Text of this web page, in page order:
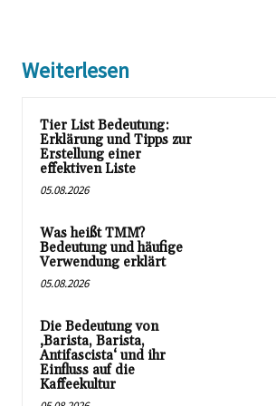
Weiterlesen
Tier List Bedeutung:
Erklärung und Tipps zur
Erstellung einer
effektiven Liste
05.08.2026
Was heißt TMM?
Bedeutung und häufige
Verwendung erklärt
05.08.2026
Die Bedeutung von
‚Barista, Barista,
Antifascista‘ und ihr
Einfluss auf die
Kaffeekultur